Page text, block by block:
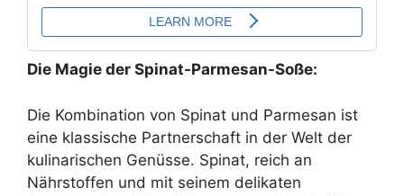
Die Magie der Spinat-Parmesan-Soße:
Die Kombination von Spinat und Parmesan ist
eine klassische Partnerschaft in der Welt der
kulinarischen Genüsse. Spinat, reich an
Nährstoffen und mit seinem delikaten